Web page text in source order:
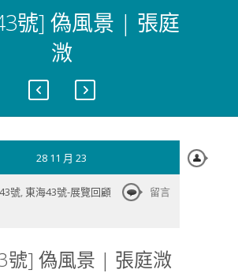
號] 偽風景 | 張庭
溦
28 11 月 23
號, 東海43號-展覽回顧
在
號]
留言
號] 偽風景 | 張庭溦